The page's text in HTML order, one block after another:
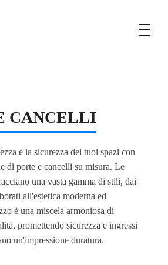
CANCELLI
e la sicurezza dei tuoi spazi con
di porte e cancelli su misura. Le
una vasta gamma di stili, dai
all'estetica moderna ed
è una miscela armoniosa di
promettendo sicurezza e ingressi
un'impressione duratura.